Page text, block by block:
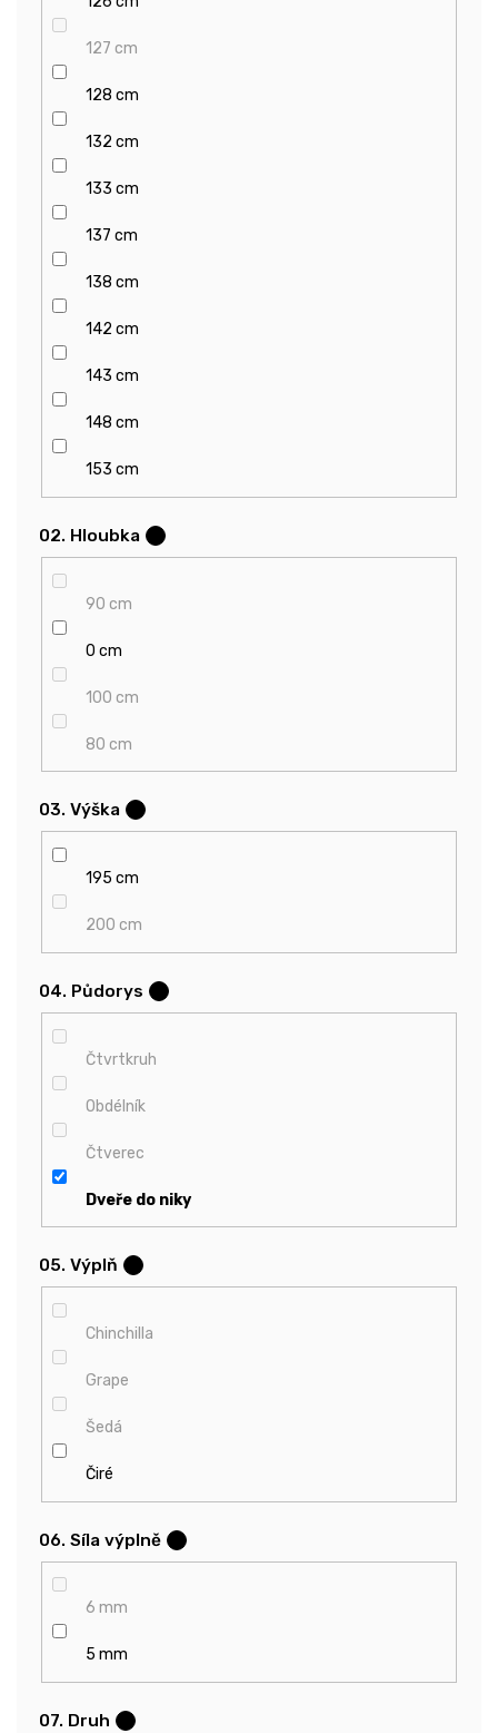
127 cm
128 cm
132 cm
133 cm
137 cm
138 cm
142 cm
143 cm
148 cm
153 cm
02. Hloubka
90 cm
0 cm
100 cm
80 cm
03. Výška
195 cm
200 cm
04. Půdorys
Čtvrtkruh
Obdélník
Čtverec
Dveře do niky
05. Výplň
Chinchilla
Grape
Šedá
Čiré
06. Síla výplně
6 mm
5 mm
07. Druh